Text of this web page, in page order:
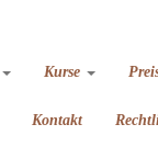
Kurse
Kontakt